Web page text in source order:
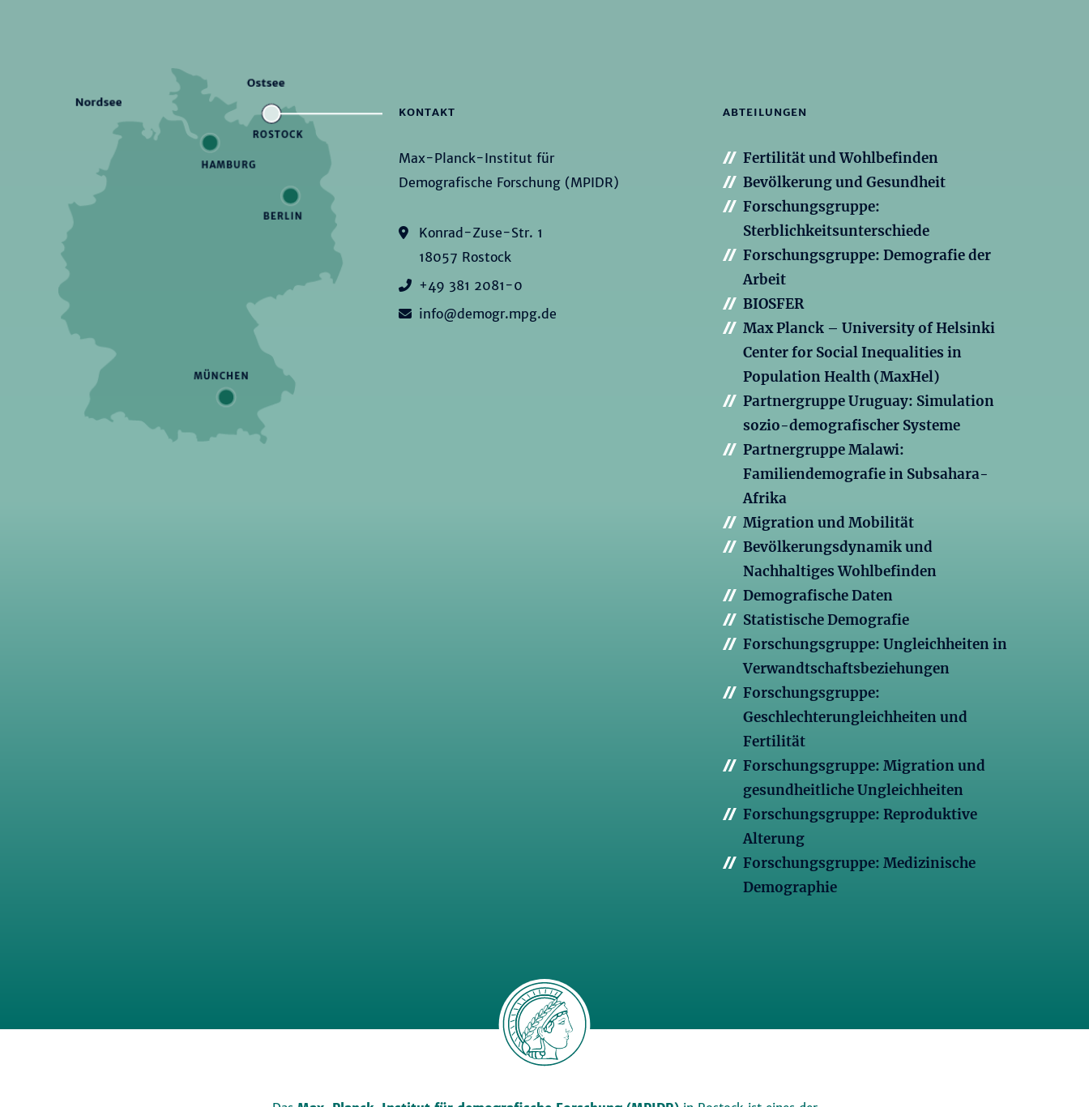
KONTAKT
Max-Planck-Institut für
Demografische Forschung (MPIDR)
Konrad-Zuse-Str. 1
18057 Rostock
+49 381 2081-0
info@demogr.mpg.de
ABTEILUNGEN
Fertilität und Wohlbefinden
Bevölkerung und Gesundheit
Forschungsgruppe:
Sterblichkeitsunterschiede
Forschungsgruppe: Demografie der
Arbeit
BIOSFER
Max Planck – University of Helsinki
Center for Social Inequalities in
Population Health (MaxHel)
Partnergruppe Uruguay: Simulation
sozio-demografischer Systeme
Partnergruppe Malawi:
Familiendemografie in Subsahara-
Afrika
Migration und Mobilität
Bevölkerungsdynamik und
Nachhaltiges Wohlbefinden
Demografische Daten
Statistische Demografie
Forschungsgruppe: Ungleichheiten in
Verwandtschaftsbeziehungen
Forschungsgruppe:
Geschlechterungleichheiten und
Fertilität
Forschungsgruppe: Migration und
gesundheitliche Ungleichheiten
Forschungsgruppe: Reproduktive
Alterung
Forschungsgruppe: Medizinische
Demographie